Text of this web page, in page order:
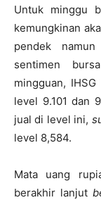
Untuk minggu
kemungkinan
pendek
sentimen
mingguan,
level 9.101 dan
jual di level ini,
level 8,584.
Mata uang
berakhir lanjut